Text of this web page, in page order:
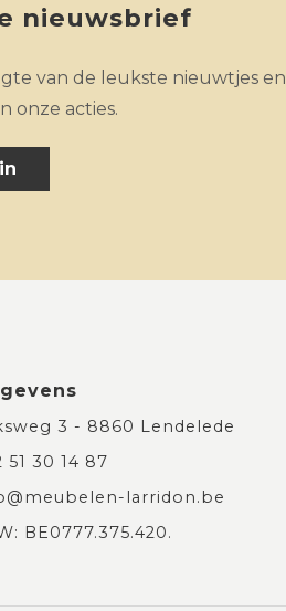
nieuwsbrief
van de leukste nieuwtjes en
onze acties.
3 - 8860 Lendelede
51 30 14 87
larridon.be
BE0777.375.420.